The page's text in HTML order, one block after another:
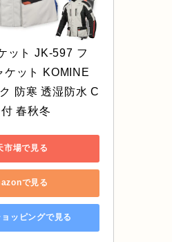
ット JK-597 フ
ケット KOMINE
防寒 透湿防水 C
春秋冬
市場で見る
で見る
ッピングで見る